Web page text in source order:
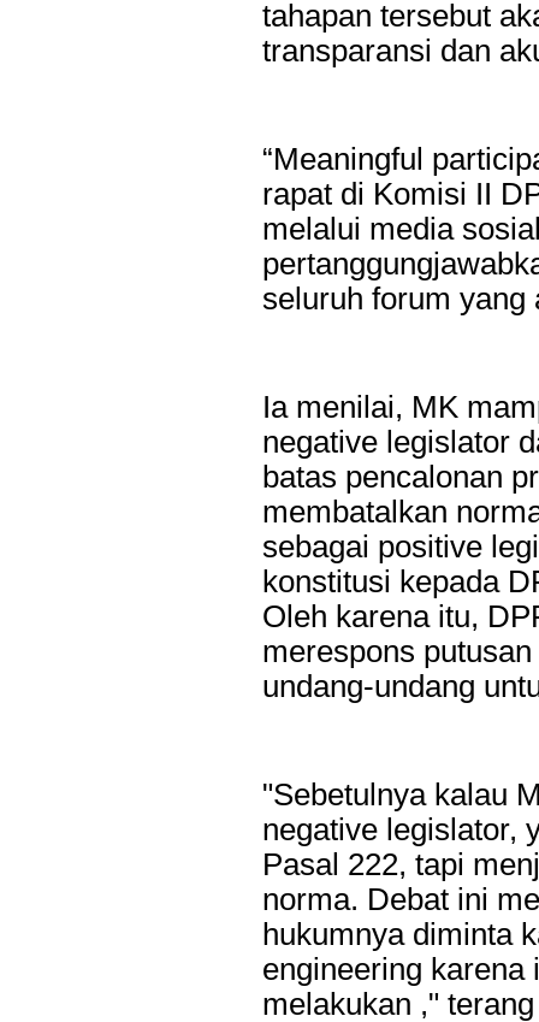
Bank Jatim Dukung Misi Dagang Dan
HONG KONG, KORANRAKYAT.COM,-23 Juli 2026. PT
Tbk (Bank Jatim) terus mendorong pertumbuhan ekonomi
dukungan terhadap kegiatan Misi Dagang dan Investasi
digelar di Regal Hotel Hong Kong pada Kamis...
tahapan tersebut
transparansi dan
“Meaningful
rapat di Komisi II
melalui media
seluruh forum yang
Ia menilai, MK
negative legislator
batas pencalonan
membatalkan
sebagai positive
konstitusi kepada
Oleh karena itu,
merespons
undang-undang
"Sebetulnya kalau
negative legislator,
Pasal 222, tapi
norma. Debat ini
hukumnya diminta
engineering karena
melakukan ,"